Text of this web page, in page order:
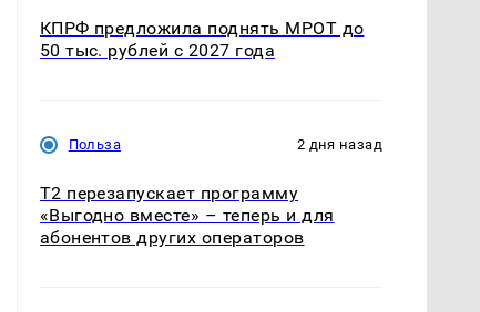
КПРФ предложила поднять МРОТ до
50 тыс. рублей с 2027 года
Польза 2 дня назад
Т2 перезапускает программу
«Выгодно вместе» – теперь и для
абонентов других операторов